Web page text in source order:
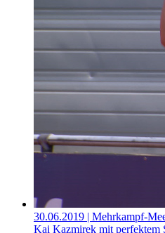
30.06.2019 | Mehrkampf-
Kai Kazmirek mit perfektem